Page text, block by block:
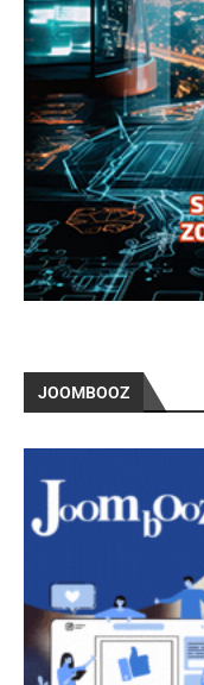
JOOMBOOZ